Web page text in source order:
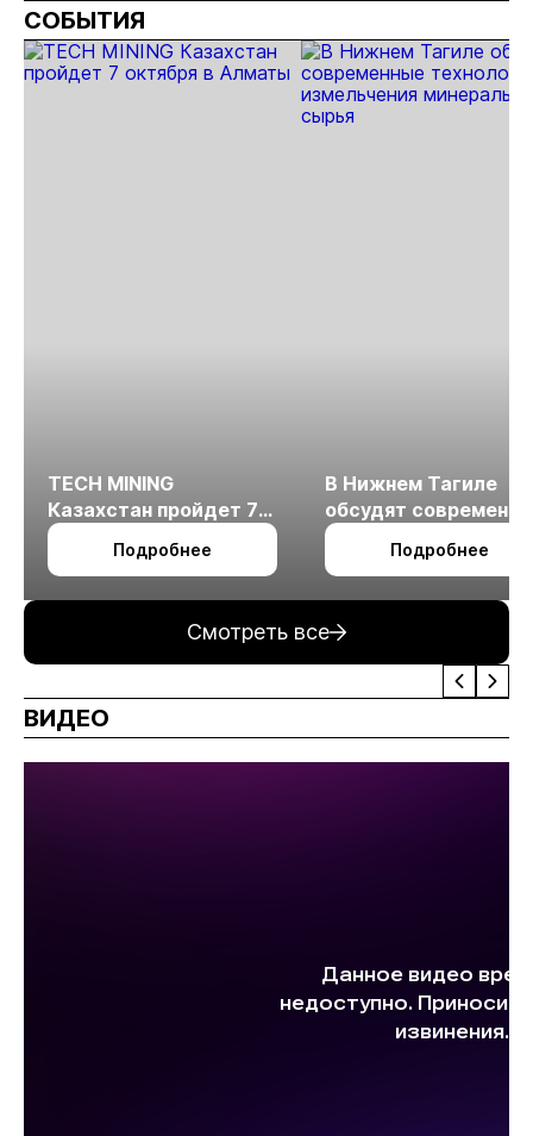
добыче золота
СОБЫТИЯ
TECH MINING
Казахстан пройдет 7
октября в Алматы
Подробнее
В Нижнем Тагиле
обсудят
технологии
измельчения
Подробнее
Смотреть все
ВИДЕО